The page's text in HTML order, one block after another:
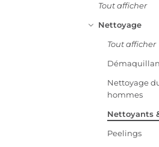
Tout afficher
Nettoyage
Tout afficher
Nettoyage
hommes
Nettoyants
Peelings